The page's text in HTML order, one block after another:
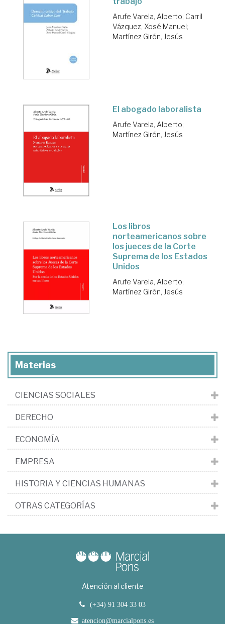
Arufe Varela, Alberto; Carril
Vázquez, Xosé Manuel;
Martínez Girón, Jesús
El abogado laboralista
Arufe Varela, Alberto;
Martínez Girón, Jesús
Los libros
norteamericanos sobre
los jueces de la Corte
Suprema de los Estados
Unidos
Arufe Varela, Alberto;
Martínez Girón, Jesús
Materias
CIENCIAS SOCIALES
DERECHO
ECONOMÍA
EMPRESA
HISTORIA Y CIENCIAS HUMANAS
OTRAS CATEGORÍAS
Atención al cliente
(+34) 91 304 33 03
atencion@marcialpons.es